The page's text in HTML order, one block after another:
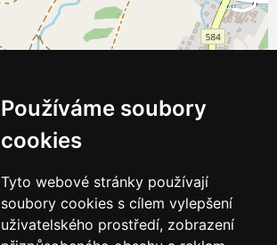
Používáme soubory
cookies
Tyto webové stránky používají
soubory cookies s cílem vylepšení
uživatelského prostředí, zobrazení